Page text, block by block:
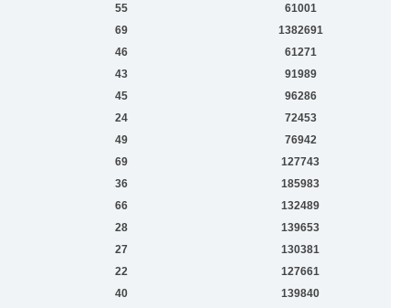
55
61001
69
1382691
46
61271
43
91989
45
96286
24
72453
49
76942
69
127743
36
185983
66
132489
28
139653
27
130381
22
127661
40
139840